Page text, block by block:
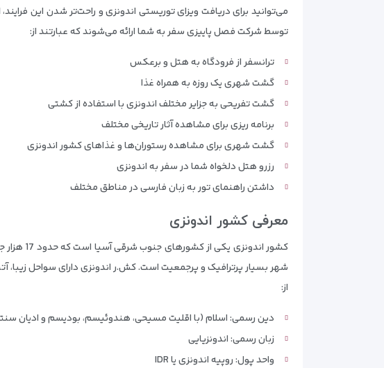
می‌توانید برای دریافت ویزای توریستی اندونزی و راحت‌تر شدن این
توسط شرکت فصل پاییزی سفر به شما ارائه می‌شوند که عبارتند از:
ترانسفر از فرودگاه به هتل و برعکس
گشت شهری یک روزه به همراه غذا
گشت تفریحی به جزایر مختلف اندونزی با استفاده از کشتی
برنامه ریزی برای مشاهده آثار تاریخی مختلف
گشت شهری برای مشاهده رستوران‌ها و غذاهای کشور اندونزی
رزرو هتل دلخواه شما در سفر به اندونزی
داشتن راهنمای تور به زبان فارسی در مناطق مختلف
معرفی کشور اندونزی
کشور
شهر بسیار پرترافیک و پرجمعیت است. کش.ر اندونزی دارای سواحل
از:
دین رسمی: اسلام (با اقلیت مسیحی، هندوئیسم، بودیسم و ادیان
زبان رسمی: اندونزیایی
واحد پول: روپیه اندونزی یا IDR